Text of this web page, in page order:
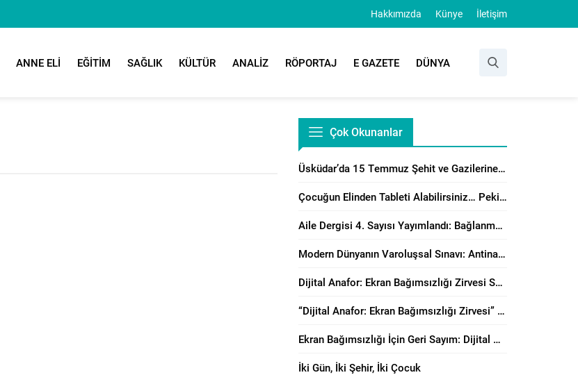
Hakkımızda Künye İletişim
ANNE ELİ EĞİTİM SAĞLIK KÜLTÜR ANALİZ RÖPORTAJ E GAZETE DÜNYA
Çok Okunanlar
Üsküdar’da 15 Temmuz Şehit ve Gazilerine Anlamlı Program
Çocuğun Elinden Tableti Alabilirsiniz… Peki Yerine Ne Vereceksiniz?
Aile Dergisi 4. Sayısı Yayımlandı: Bağlanma, Örgütsel Çatışma Çözümü ve Manevi Danışmanlık Perspektiflerinden Aile Çalışmaları
Modern Dünyanın Varoluşsal Sınavı: Antinatalizm’e Karşı Neslin Muhafazasının Önemi
Dijital Anafor: Ekran Bağımsızlığı Zirvesi Sonuç Bildirisi Yayımlandı!
“Dijital Anafor: Ekran Bağımsızlığı Zirvesi” İstanbul’da Başladı
Ekran Bağımsızlığı İçin Geri Sayım: Dijital Anafor Zirvesi Başlıyor!
İki Gün, İki Şehir, İki Çocuk